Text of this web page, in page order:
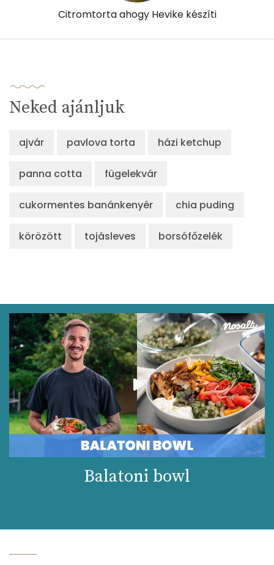
Citromtorta ahogy Hevike készíti
Neked ajánljuk
ajvár pavlova torta házi ketchup
panna cotta fügelekvár
cukormentes banánkenyér chia puding
körözött tojásleves borsófőzelék
Balatoni bowl